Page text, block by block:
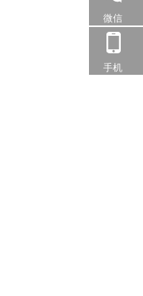
微信
手机